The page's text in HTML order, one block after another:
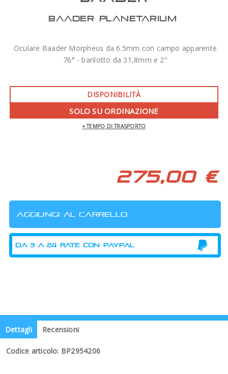
BAADER PLANETARIUM
Oculare Baader Morpheus da 6.5mm con campo apparente
76° - barilotto da 31,8mm e 2"
DISPONIBILITÀ
SOLO SU ORDINAZIONE
+ TEMPO DI TRASPORTO
275,00 €
Dettagli Recensioni
Codice articolo: BP2954206